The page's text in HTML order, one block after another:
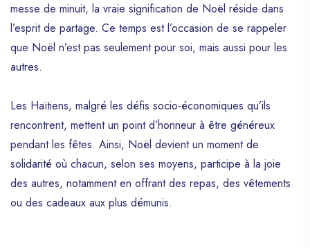
messe de minuit, la vraie signification de Noël réside dans
l’esprit de partage. Ce temps est l’occasion de se rappeler
que Noël n’est pas seulement pour soi, mais aussi pour les
autres.
Les Haïtiens, malgré les défis socio-économiques qu’ils
rencontrent, mettent un point d’honneur à être généreux
pendant les fêtes. Ainsi, Noël devient un moment de
solidarité où chacun, selon ses moyens, participe à la joie
des autres, notamment en offrant des repas, des vêtements
ou des cadeaux aux plus démunis.